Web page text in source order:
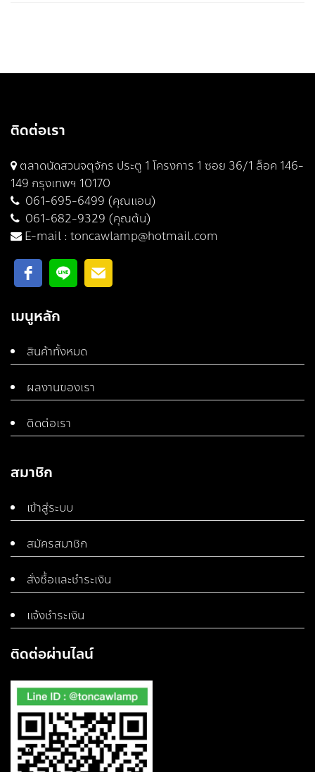
ติดต่อเรา
ตลาดนัดสวนจตุจักร ประตู 1 โครงการ 1 ซอย 36/1 ล็อค 146-
149 กรุงเทพฯ 10170
061-695-6499 (คุณแอน)
061-682-9329 (คุณต้น)
E-mail : toncawlamp@hotmail.com
เมนูหลัก
สินค้าทั้งหมด
ผลงานของเรา
ติดต่อเรา
สมาชิก
เข้าสู่ระบบ
สมัครสมาชิก
สั่งซื้อและชำระเงิน
แจ้งชำระเงิน
ติดต่อผ่านไลน์